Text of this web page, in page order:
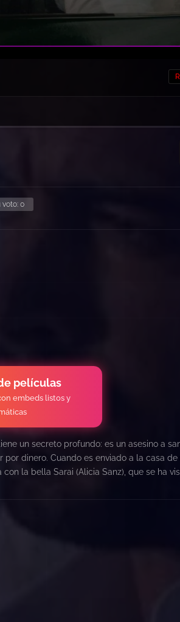
voto: 0
películas
embeds listos y
un secreto profundo: es un asesino a
dinero. Cuando es enviado a la casa
la bella Sarai (Alicia Sanz), que se ha